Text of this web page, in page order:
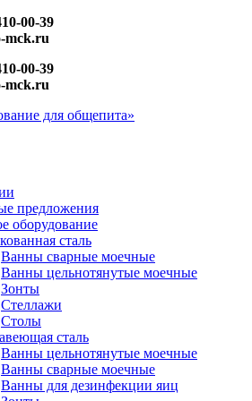
00-39
mck.ru
00-39
mck.ru
предложения
оборудование
сталь
Ванны сварные моечные
Ванны цельнотянутые моечные
Зонты
Стеллажи
Столы
сталь
Ванны цельнотянутые моечные
Ванны сварные моечные
Ванны для дезинфекции яиц